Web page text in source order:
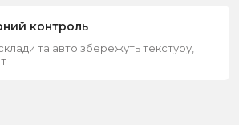
контроль
та авто збережуть текстуру,